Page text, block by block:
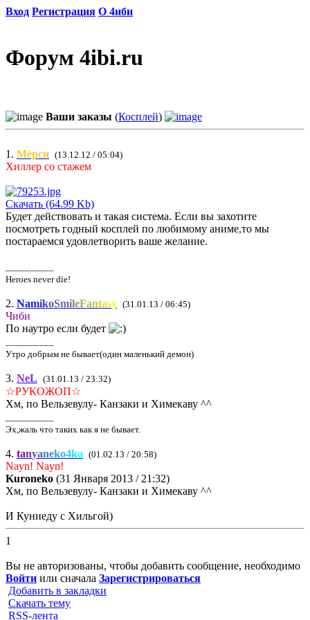
Вход Регистрация О 4иби
Форум 4ibi.ru
Ваши заказы (Косплей)
1. Мёрси (13.12.12 / 05:04)
Хиллер со стажем
Скачать (64.99 Kb)
Будет действовать и такая система. Если вы захотите
посмотреть годный косплей по любимому аниме,то мы
постараемся удовлетворить ваше желание.
Heroes never die!
2. NamikoSmileFantasy (31.01.13 / 06:45)
Чиби
По наутро если будет
Утро добрым не бывает(один маленький демон)
3. NeL (31.01.13 / 23:32)
☆РУКОЖОП☆
Хм, по Вельзевулу- Канзаки и Химекаву ^^
Эх,жаль что таких как я не бывает.
4. tanyaneko4ka (01.02.13 / 20:58)
Nayn! Nayn!
Kuroneko (31 Января 2013 / 21:32)
Хм, по Вельзевулу- Канзаки и Химекаву ^^
И Куниеду с Хильгой)
1
Вы не авторизованы, чтобы добавить сообщение, необходимо
Войти или сначала Зарегистрироваться
Добавить в закладки
Скачать тему
RSS-лента